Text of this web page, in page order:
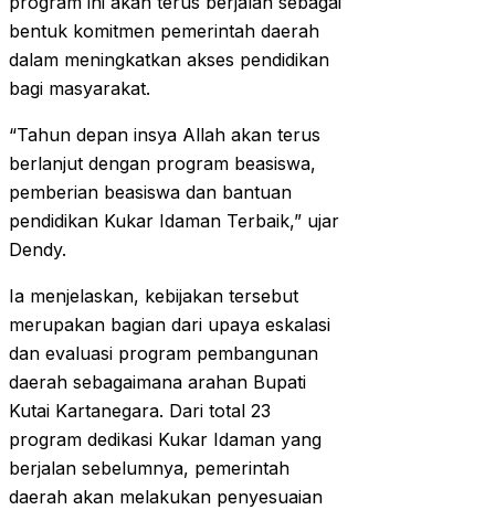
bentuk komitmen pemerintah daerah
dalam meningkatkan akses pendidikan
bagi masyarakat.
“Tahun depan insya Allah akan terus
berlanjut dengan program beasiswa,
pemberian beasiswa dan bantuan
pendidikan Kukar Idaman Terbaik,” ujar
Dendy.
Ia menjelaskan, kebijakan tersebut
merupakan bagian dari upaya eskalasi
dan evaluasi program pembangunan
daerah sebagaimana arahan Bupati
Kutai Kartanegara. Dari total 23
program dedikasi Kukar Idaman yang
berjalan sebelumnya, pemerintah
daerah akan melakukan penyesuaian